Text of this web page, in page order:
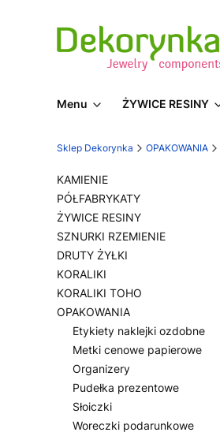
Menu ŻYWICE RESINY
Sklep Dekorynka OPAKOWANIA
KAMIENIE
PÓŁFABRYKATY
ŻYWICE RESINY
SZNURKI RZEMIENIE
DRUTY ŻYŁKI
KORALIKI
KORALIKI TOHO
OPAKOWANIA
Etykiety naklejki ozdobne
Metki cenowe papierowe
Organizery
Pudełka prezentowe
Słoiczki
Woreczki podarunkowe